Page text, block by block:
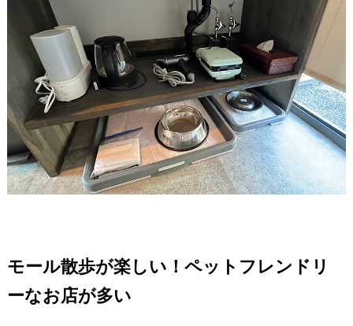
モール散歩が楽しい！ペットフレンドリ
ーなお店が多い